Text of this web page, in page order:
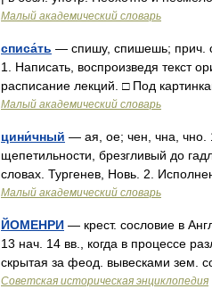
Малый академический словарь
списа́ть — спишу, спишешь; прич.
1. Написать, воспроизведя текст
расписание лекций. □ Под
Малый академический словарь
цини́чный — ая, ое; чен, чна, чно.
щепетильности, брезгливый до
словах. Тургенев, Новь. 2.
Малый академический словарь
ЙОМЕНРИ — крест. сословие в
13 нач. 14 вв., когда в процессе
скрытая за феод. вывесками зем.
Советская историческая энциклопедия